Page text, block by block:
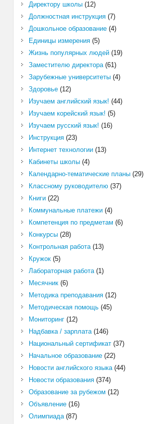
Директору школы(12)
Должностная инструкция(7)
Дошкольное образование(4)
Единицы измерения(5)
Жизнь популярных людей(19)
Заместителю директора(61)
Зарубежные университеты(4)
Здоровье(12)
Изучаем английский язык! (44)
Изучаем корейский язык! (5)
Изучаем русский язык! (16)
Инструкция(23)
Интернет технологии(13)
Кабинеты школы(4)
Календарно-тематические планы(29)
Классному руководителю(37)
Книги(22)
Коммунальные платежи(4)
Компетенция по предметам (6)
Конкурсы(28)
Контрольная работа(13)
Кружок(5)
Лабораторная работа(1)
Месячник(6)
Методика преподавания(12)
Методическая помощь(45)
Мониторинг(12)
Надбавка / зарплата(146)
Национальный сертификат(37)
Начальное образование(22)
Новости английского языка(44)
Новости образования(374)
Образование за рубежом (12)
Объявление(16)
Олимпиада(87)